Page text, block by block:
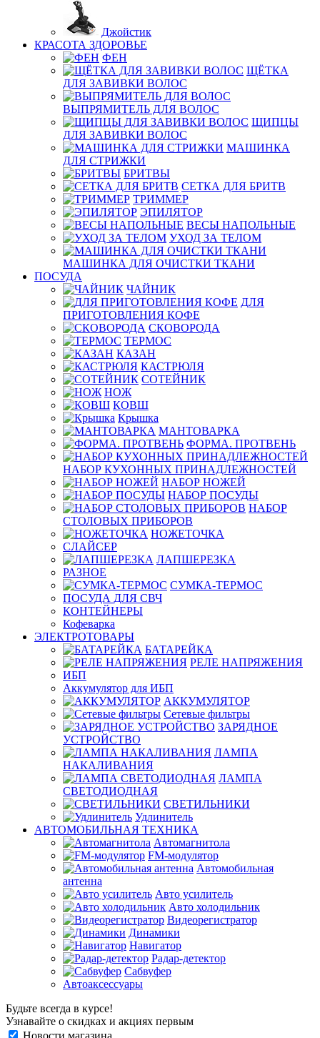
Джойстик
КРАСОТА ЗДОРОВЬЕ
ФЕН
ЩЁТКА
ДЛЯ ЗАВИВКИ ВОЛОС
ВЫПРЯМИТЕЛЬ ДЛЯ ВОЛОС
ЩИПЦЫ
ДЛЯ ЗАВИВКИ ВОЛОС
МАШИНКА
ДЛЯ СТРИЖКИ
БРИТВЫ
СЕТКА ДЛЯ БРИТВ
ТРИММЕР
ЭПИЛЯТОР
ВЕСЫ НАПОЛЬНЫЕ
УХОД ЗА ТЕЛОМ
МАШИНКА ДЛЯ ОЧИСТКИ ТКАНИ
ПОСУДА
ЧАЙНИК
ДЛЯ
ПРИГОТОВЛЕНИЯ КОФЕ
СКОВОРОДА
ТЕРМОС
КАЗАН
КАСТРЮЛЯ
СОТЕЙНИК
НОЖ
КОВШ
Крышка
МАНТОВАРКА
ФОРМА. ПРОТВЕНЬ
НАБОР КУХОННЫХ ПРИНАДЛЕЖНОСТЕЙ
НАБОР НОЖЕЙ
НАБОР ПОСУДЫ
НАБОР
СТОЛОВЫХ ПРИБОРОВ
НОЖЕТОЧКА
СЛАЙСЕР
ЛАПШЕРЕЗКА
РАЗНОЕ
СУМКА-ТЕРМОС
ПОСУДА ДЛЯ СВЧ
КОНТЕЙНЕРЫ
Кофеварка
ЭЛЕКТРОТОВАРЫ
БАТАРЕЙКА
РЕЛЕ НАПРЯЖЕНИЯ
ИБП
Аккумулятор для ИБП
АККУМУЛЯТОР
Сетевые фильтры
ЗАРЯДНОЕ
УСТРОЙСТВО
ЛАМПА
НАКАЛИВАНИЯ
ЛАМПА
СВЕТОДИОДНАЯ
СВЕТИЛЬНИКИ
Удлинитель
АВТОМОБИЛЬНАЯ ТЕХНИКА
Автомагнитола
FM-модулятор
Автомобильная
антенна
Авто усилитель
Авто холодильник
Видеорегистратор
Динамики
Навигатор
Радар-детектор
Сабвуфер
Автоаксессуары
Будьте всегда в курсе!
Узнавайте о скидках и акциях первым
Новости магазина